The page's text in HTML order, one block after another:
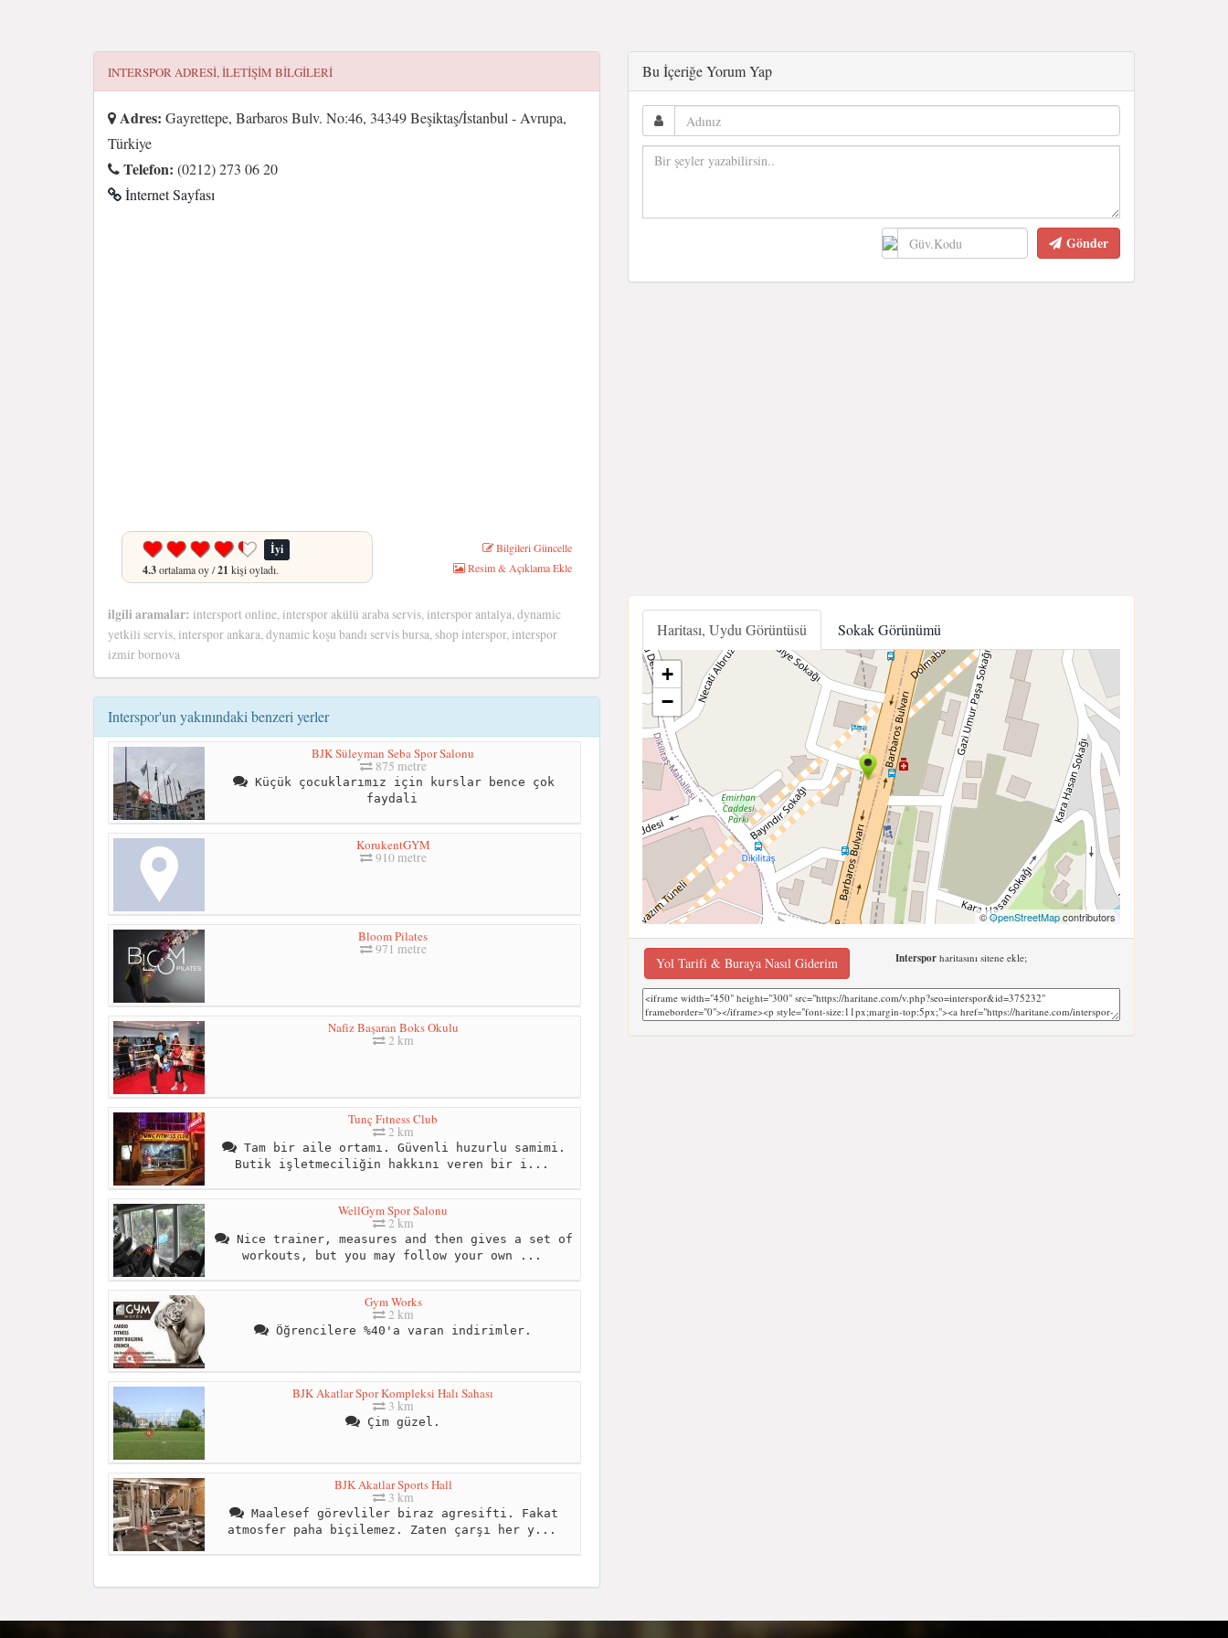
INTERSPORADRESI, ILETIŞIM BILGILERI
Adres: Gayrettepe, Barbaros Bulv. No:46, 34349 Beşiktaş/İstanbul - Avrupa,
Türkiye
Telefon: (0212) 273 06 20
İnternet Sayfası
İyi
4.3ortalama oy /21 kişi oyladı.
Bilgileri Güncelle
Resim & Açıklama Ekle
ilgili aramalar: intersport online, interspor akülü araba servis, interspor antalya, dynamic
yetkili servis, interspor ankara, dynamic koşu bandı servis bursa, shop interspor, interspor
izmir bornova
Interspor'un yakınındaki benzeri yerler
BJK Süleyman Seba Spor Salonu
875 metre
Küçük çocuklarımız için kurslar bence çok
faydali
KorukentGYM
910 metre
Bloom Pilates
971 metre
Nafiz Başaran Boks Okulu
2 km
Tunç Fıtness Club
2 km
Tam bir aile ortamı. Güvenli huzurlu samimi.
Butik işletmeciliğin hakkını veren bir i...
WellGym Spor Salonu
2 km
Nice trainer, measures and then gives a set of
workouts, but you may follow your own ...
Gym Works
2 km
Öğrencilere %40'a varan indirimler.
BJK Akatlar Spor Kompleksi Halı Sahası
3 km
Çim güzel.
BJK Akatlar Sports Hall
3 km
Maalesef görevliler biraz agresifti. Fakat
atmosfer paha biçilemez. Zaten çarşı her y...
Bu İçeriğe Yorum Yap
Gönder
Haritası, Uydu Görüntüsü Sokak Görünümü
+
−
©OpenStreetMapcontributors
Yol Tarifi & Buraya Nasıl Giderim Intersporharitasını sitene ekle;